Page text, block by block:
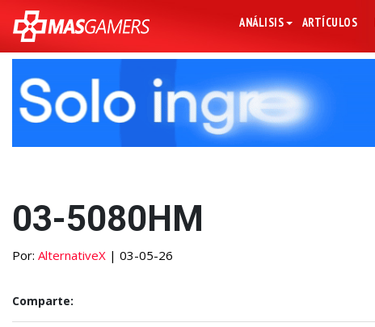
ANÁLISIS ARTÍCULOS
03-5080HM
Por: AlternativeX | 03-05-26
Comparte: